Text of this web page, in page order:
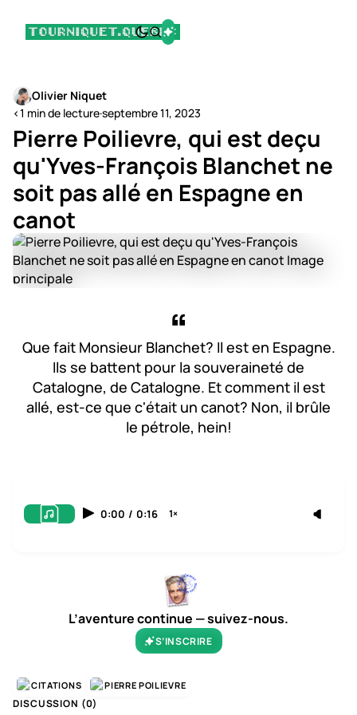
Olivier Niquet
<1 min de lecture·septembre 11, 2023
Pierre Poilievre, qui est deçu
qu'Yves-François Blanchet ne
soit pas allé en Espagne en
canot
Que fait Monsieur Blanchet? Il est en Espagne.
Ils se battent pour la souveraineté de
Catalogne, de Catalogne. Et comment il est
allé, est-ce que c'était un canot? Non, il brûle
le pétrole, hein!
0:00 / 0:16 1×
L’aventure continue — suivez-nous.
S’INSCRIRE
CITATIONS PIERRE POILIEVRE
DISCUSSION (0)